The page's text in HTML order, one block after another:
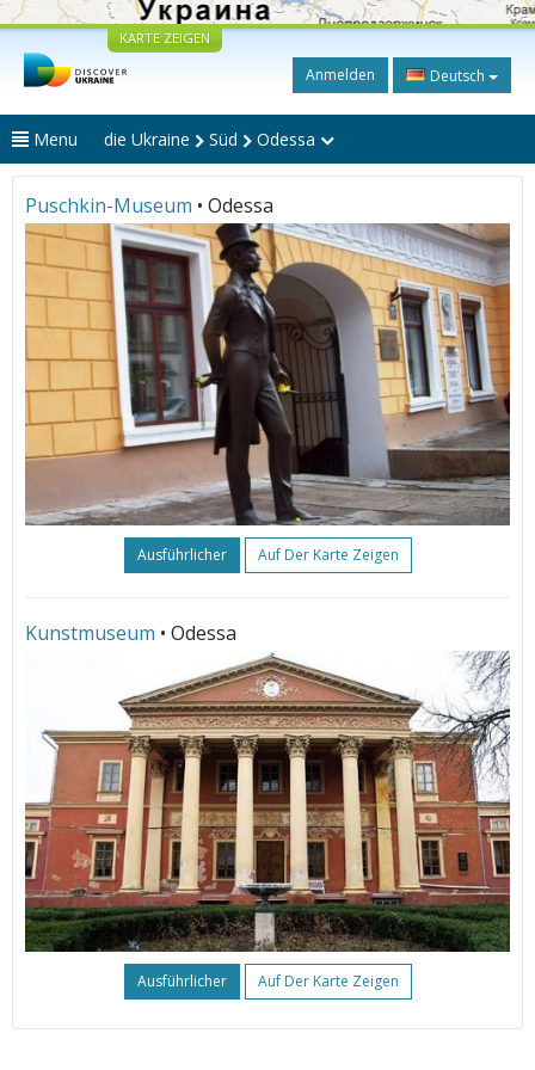
KARTE ZEIGEN
Anmelden Deutsch
Menu die Ukraine Süd Odessa
Puschkin-Museum • Odessa
Ausführlicher Auf Der Karte Zeigen
Kunstmuseum • Odessa
Ausführlicher Auf Der Karte Zeigen